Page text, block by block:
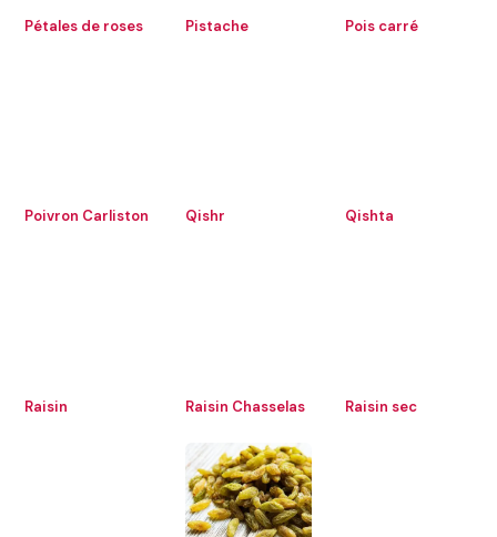
Pétales de roses Pistache Pois carré
Poivron Carliston Qishr Qishta
Raisin Raisin Chasselas Raisin sec